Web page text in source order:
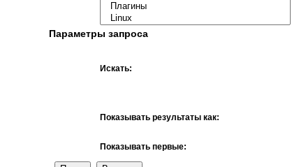
Параметры запроса
Искать:
Показывать результаты как:
Показывать первые: